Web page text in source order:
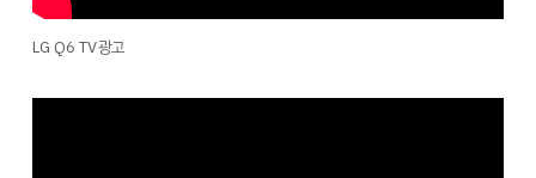
LG Q6 TV광고